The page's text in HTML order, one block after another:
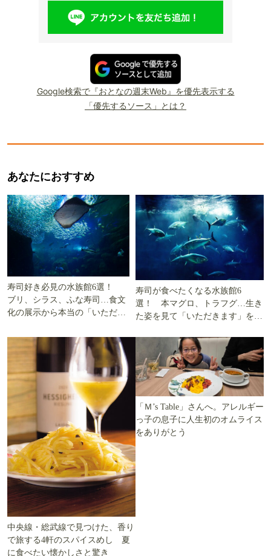
Google検索で『おとなの週末Web』を優先表示する
「優先するソース」とは？
あなたにおすすめ
寿司好き必見の水族館6選！
ブリ、シラス、ふな寿司…食文
化の展示から本当の「いただき
寿司が食べたくなる水族館6
選！ 本マグロ、トラフグ…生き
た姿を見て「いただきます」を考
中央線・総武線で見つけた、香り
で旅する4軒のスパイスめし 夏
に食べたい懐かしさと驚き
「Ｍ’s Table」さんへ。アレルギー
っ子の息子に人生初のオムライス
をありがとう